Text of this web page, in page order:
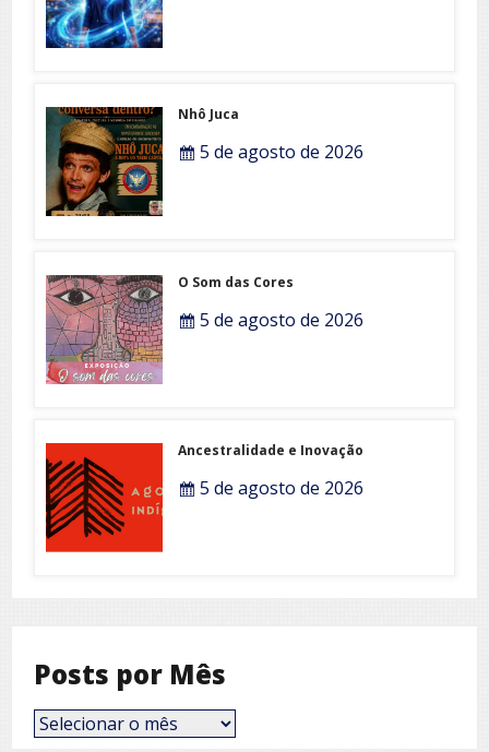
Nhô Juca
5 de agosto de 2026
O Som das Cores
5 de agosto de 2026
Ancestralidade e Inovação
5 de agosto de 2026
Posts por Mês
Posts
por